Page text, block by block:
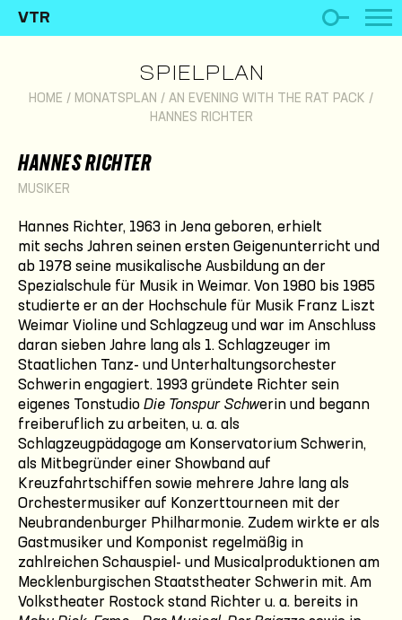
VTR
SPIELPLAN
HOME / MONATSPLAN / AN EVENING WITH THE RAT PACK /
HANNES RICHTER
HANNES RICHTER
MUSIKER
Hannes Richter, 1963 in Jena geboren, erhielt
mit sechs Jahren seinen ersten Geigenunterricht und
ab 1978 seine musikalische Ausbildung an der
Spezialschule für Musik in Weimar. Von 1980 bis 1985
studierte er an der Hochschule für Musik Franz Liszt
Weimar Violine und Schlagzeug und war im Anschluss
daran sieben Jahre lang als 1. Schlagzeuger im
Staatlichen Tanz- und Unterhaltungsorchester
Schwerin engagiert. 1993 gründete Richter sein
eigenes Tonstudio Die Tonspur Schwerin und begann
freiberuflich zu arbeiten, u. a. als
Schlagzeugpädagoge am Konservatorium Schwerin,
als Mitbegründer einer Showband auf
Kreuzfahrtschiffen sowie mehrere Jahre lang als
Orchestermusiker auf Konzerttourneen mit der
Neubrandenburger Philharmonie. Zudem wirkte er als
Gastmusiker und Komponist regelmäßig in
zahlreichen Schauspiel- und Musicalproduktionen am
Mecklenburgischen Staatstheater Schwerin mit. Am
Volkstheater Rostock stand Richter u. a. bereits in